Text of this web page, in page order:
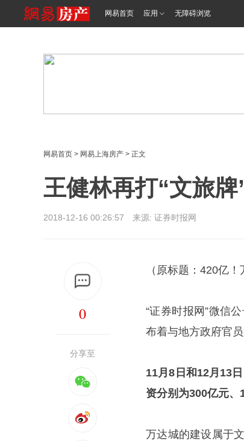
网易首页 应用 无障碍浏览
网易首页 > 网易上海房产 > 正文
王健林再打“文旅
2018-12-16 00:26:57 来源: 证券时报网
0
分享至
（原标题：420亿
“证券时报网”微信
布着与地方政府官
11月8日和12月13
资分别为300亿元、
万达城的建设属于